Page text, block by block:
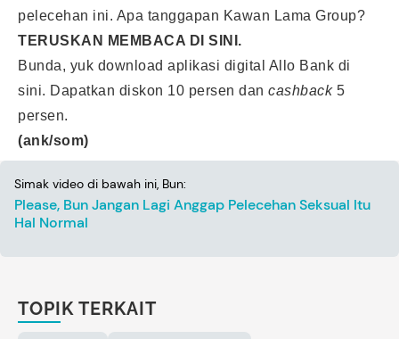
pelecehan ini. Apa tanggapan Kawan Lama Group?
TERUSKAN MEMBACA DI SINI .
Bunda, yuk download aplikasi digital Allo Bank di
sini. Dapatkan diskon 10 persen dan cashback 5
persen.
(ank/som)
Simak video di bawah ini, Bun:
Please, Bun Jangan Lagi Anggap Pelecehan Seksual Itu
Hal Normal
TOPIK TERKAIT